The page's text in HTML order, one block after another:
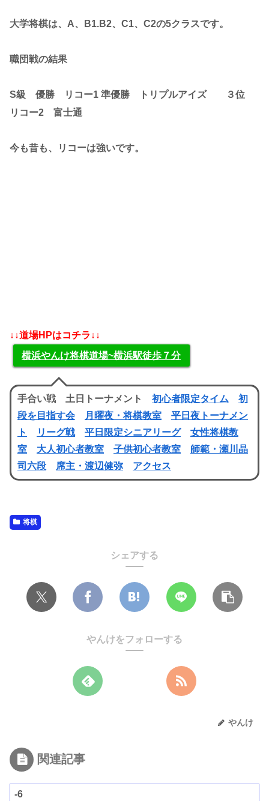
大学将棋は、A、B1.B2、C1、C2の5クラスです。
職団戦の結果
S級 優勝 リコー1 準優勝 トリプルアイズ ３位
リコー2 富士通
今も昔も、リコーは強いです。
↓↓道場HPはコチラ↓↓
横浜やんけ将棋道場~横浜駅徒歩７分
手合い戦 土日トーナメント 初心者限定タイム
初
段を目指す会
月曜夜・将棋教室
平日夜トーナメン
ト
リーグ戦 平日限定シニアリーグ
女性将棋教
室
大人初心者教室 子供初心者教室
師範・瀬川晶
司六段
席主・渡辺健弥 アクセス
将棋
シェアする
やんけをフォローする
やんけ
関連記事
-6